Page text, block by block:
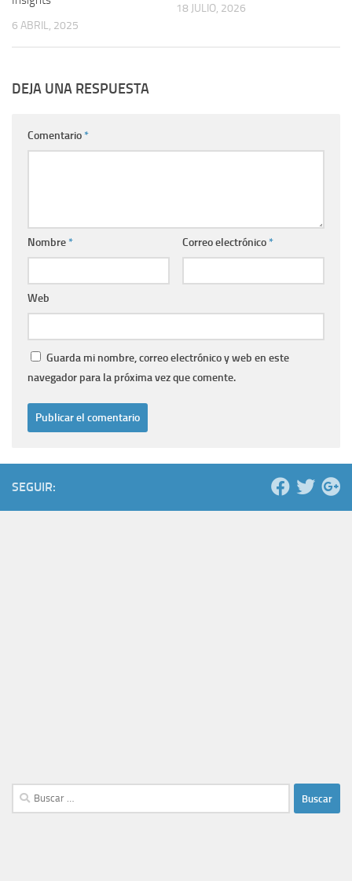
6 ABRIL, 2025
18 JULIO, 2026
DEJA UNA RESPUESTA
Comentario*
Nombre* Correo electrónico*
Web
Guarda mi nombre, correo electrónico y web en este
navegador para la próxima vez que comente.
SEGUIR:
Buscar: